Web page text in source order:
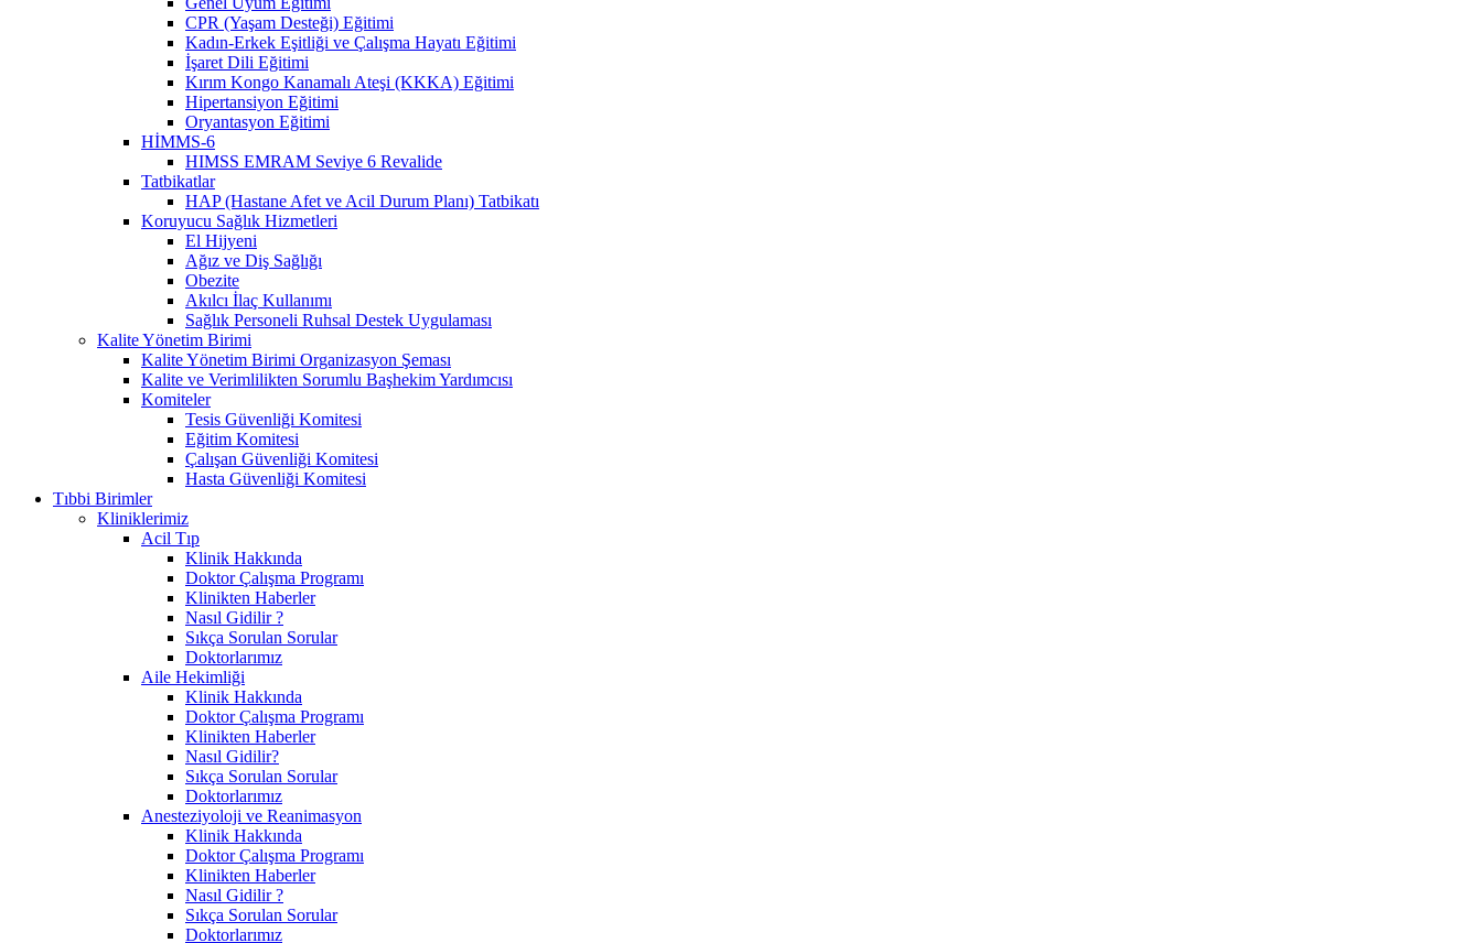
CPR (Yaşam Desteği) Eğitimi
Kadın-Erkek Eşitliği ve Çalışma Hayatı Eğitimi
İşaret Dili Eğitimi
Kırım Kongo Kanamalı Ateşi (KKKA) Eğitimi
Hipertansiyon Eğitimi
Oryantasyon Eğitimi
HİMMS-6
HIMSS EMRAM Seviye 6 Revalide
Tatbikatlar
HAP (Hastane Afet ve Acil Durum Planı) Tatbikatı
Koruyucu Sağlık Hizmetleri
El Hijyeni
Ağız ve Diş Sağlığı
Obezite
Akılcı İlaç Kullanımı
Sağlık Personeli Ruhsal Destek Uygulaması
Kalite Yönetim Birimi
Kalite Yönetim Birimi Organizasyon Şeması
Kalite ve Verimlilikten Sorumlu Başhekim Yardımcısı
Komiteler
Tesis Güvenliği Komitesi
Eğitim Komitesi
Çalışan Güvenliği Komitesi
Hasta Güvenliği Komitesi
Tıbbi Birimler
Kliniklerimiz
Acil Tıp
Klinik Hakkında
Doktor Çalışma Programı
Klinikten Haberler
Nasıl Gidilir ?
Sıkça Sorulan Sorular
Doktorlarımız
Aile Hekimliği
Klinik Hakkında
Doktor Çalışma Programı
Klinikten Haberler
Nasıl Gidilir?
Sıkça Sorulan Sorular
Doktorlarımız
Anesteziyoloji ve Reanimasyon
Klinik Hakkında
Doktor Çalışma Programı
Klinikten Haberler
Nasıl Gidilir ?
Sıkça Sorulan Sorular
Doktorlarımız